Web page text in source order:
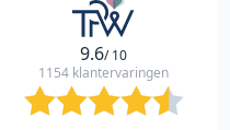
9.6/ 10
1154 klantervaringen